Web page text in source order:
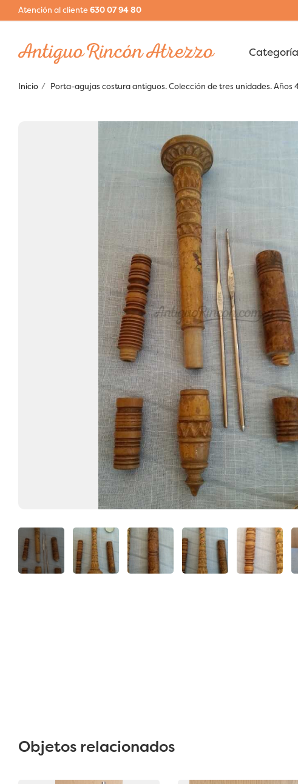
Atención al cliente630 07 94 80
Inicio Porta-agujas costura antiguos. Colección de tres unidades.
Objetos relacionados